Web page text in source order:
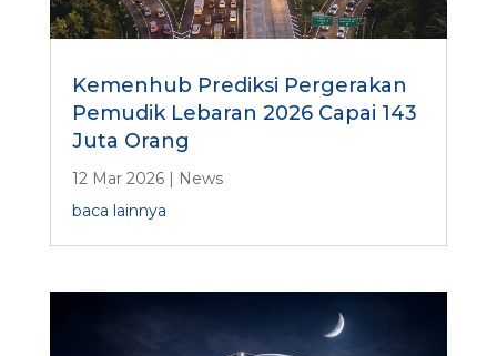
Kemenhub Prediksi Pergerakan
Pemudik Lebaran 2026 Capai 143
Juta Orang
12 Mar 2026| News
baca lainnya